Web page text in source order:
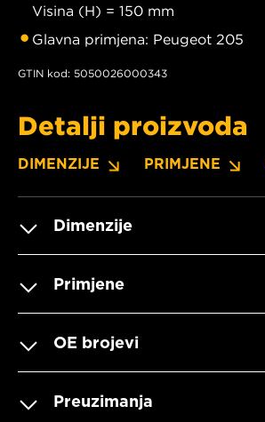
Visina (H) = 150 mm
Glavna primjena: Peugeot 205
GTIN kod: 5050026000343
Detalji proizvoda
DIMENZIJE PRIMJENE
Dimenzije
Primjene
OE brojevi
Preuzimanja